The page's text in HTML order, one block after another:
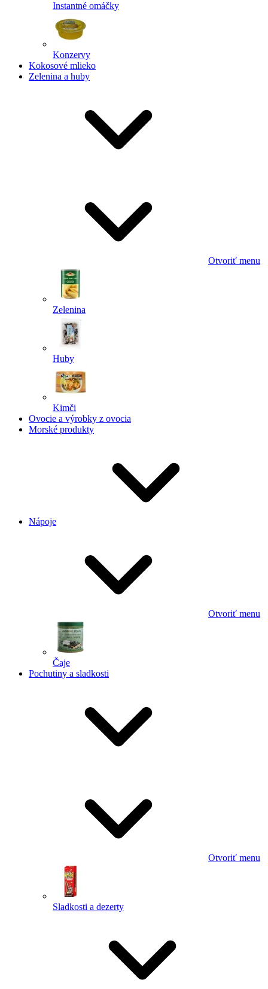
Instantné omáčky
Konzervy
Kokosové mlieko
Zelenina a huby
Otvoriť menu
Zelenina
Huby
Kimči
Ovocie a výrobky z ovocia
Morské produkty
Nápoje
Otvoriť menu
Čaje
Pochutiny a sladkosti
Otvoriť menu
Sladkosti a dezerty